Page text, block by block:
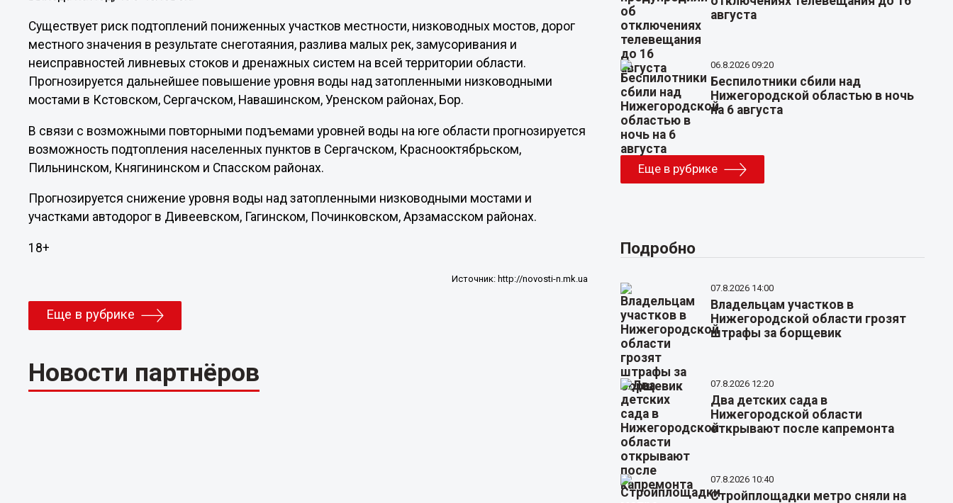
Существует риск подтоплений пониженных участков местности, низководных мостов, дорог
местного значения в результате снеготаяния, разлива малых рек, замусоривания и
неисправностей ливневых стоков и дренажных систем на всей территории области.
Прогнозируется дальнейшее повышение уровня воды над затопленными низководными
мостами в Кстовском, Сергачском, Навашинском, Уренском районах, Бор.
В связи с возможными повторными подъемами уровней воды на юге области прогнозируется
возможность подтопления населенных пунктов в Сергачском, Краснооктябрьском,
Пильнинском, Княгининском и Спасском районах.
Прогнозируется снижение уровня воды над затопленными низководными мостами и
участками автодорог в Дивеевском, Гагинском, Починковском, Арзамасском районах.
18+
Источник: http://novosti-n.mk.ua
Еще в рубрике
Новости партнёров
августа
06.8.2026 09:20
Беспилотники сбили над
Нижегородской областью в ночь
на 6 августа
Еще в рубрике
Подробно
07.8.2026 14:00
Владельцам участков в
Нижегородской области грозят
штрафы за борщевик
07.8.2026 12:20
Два детских сада в
Нижегородской области
открывают после капремонта
07.8.2026 10:40
Стройплощадки метро сняли на